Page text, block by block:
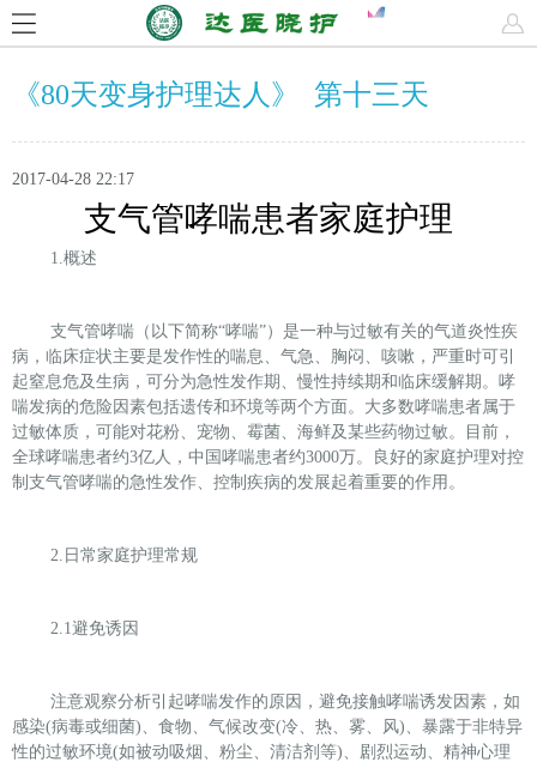
《80天变身护理达人》 第十三天
2017-04-28 22:17
支气管哮喘患者家庭护理
1.概述
支气管哮喘（以下简称“哮喘”）是一种与过敏有关的气道炎性疾
病，临床症状主要是发作性的喘息、气急、胸闷、咳嗽，严重时可引
起窒息危及生病，可分为急性发作期、慢性持续期和临床缓解期。哮
喘发病的危险因素包括遗传和环境等两个方面。大多数哮喘患者属于
过敏体质，可能对花粉、宠物、霉菌、海鲜及某些药物过敏。目前，
全球哮喘患者约3亿人，中国哮喘患者约3000万。良好的家庭护理对控
制支气管哮喘的急性发作、控制疾病的发展起着重要的作用。
2. 日常家庭护理常规
2.1避免诱因
注意观察分析引起哮喘发作的原因，避免接触哮喘诱发因素，如
感染(病毒或细菌) 、食物、气候改变(冷、热、雾、风) 、暴露于非特异
性的过敏环境(如被动吸烟、粉尘、清洁剂等) 、剧烈运动、精神心理